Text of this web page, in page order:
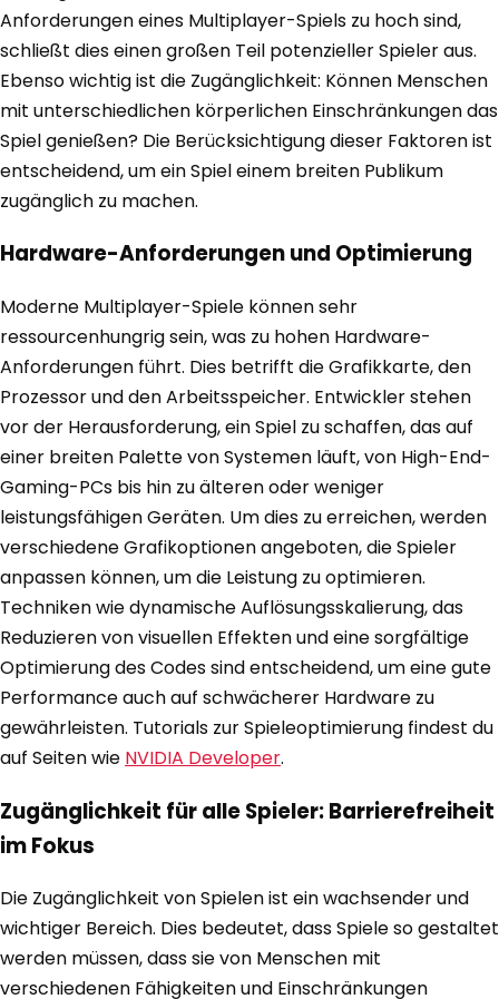
Anforderungen eines Multiplayer-Spiels zu hoch sind,
schließt dies einen großen Teil potenzieller Spieler aus.
Ebenso wichtig ist die Zugänglichkeit: Können Menschen
mit unterschiedlichen körperlichen Einschränkungen das
Spiel genießen? Die Berücksichtigung dieser Faktoren ist
entscheidend, um ein Spiel einem breiten Publikum
zugänglich zu machen.
Hardware-Anforderungen und Optimierung
Moderne Multiplayer-Spiele können sehr
ressourcenhungrig sein, was zu hohen Hardware-
Anforderungen führt. Dies betrifft die Grafikkarte, den
Prozessor und den Arbeitsspeicher. Entwickler stehen
vor der Herausforderung, ein Spiel zu schaffen, das auf
einer breiten Palette von Systemen läuft, von High-End-
Gaming-PCs bis hin zu älteren oder weniger
leistungsfähigen Geräten. Um dies zu erreichen, werden
verschiedene Grafikoptionen angeboten, die Spieler
anpassen können, um die Leistung zu optimieren.
Techniken wie dynamische Auflösungsskalierung, das
Reduzieren von visuellen Effekten und eine sorgfältige
Optimierung des Codes sind entscheidend, um eine gute
Performance auch auf schwächerer Hardware zu
gewährleisten. Tutorials zur Spieleoptimierung findest du
auf Seiten wie NVIDIA Developer.
Zugänglichkeit für alle Spieler: Barrierefreiheit
im Fokus
Die Zugänglichkeit von Spielen ist ein wachsender und
wichtiger Bereich. Dies bedeutet, dass Spiele so gestaltet
werden müssen, dass sie von Menschen mit
verschiedenen Fähigkeiten und Einschränkungen